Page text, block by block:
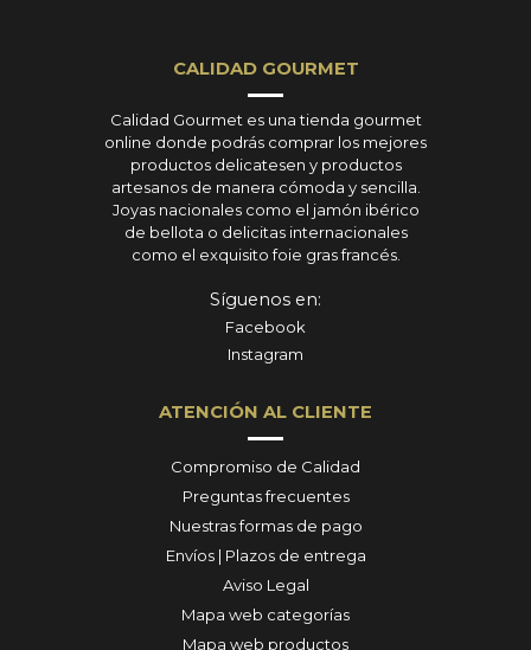
CALIDAD GOURMET
Calidad Gourmet es una tienda gourmet
online donde podrás comprar los mejores
productos delicatesen y productos
artesanos de manera cómoda y sencilla.
Joyas nacionales como el jamón ibérico
de bellota o delicitas internacionales
como el exquisito foie gras francés.
Síguenos en:
Facebook
Instagram
ATENCIÓN AL CLIENTE
Compromiso de Calidad
Preguntas frecuentes
Nuestras formas de pago
Envíos | Plazos de entrega
Aviso Legal
Mapa web categorías
Mapa web productos